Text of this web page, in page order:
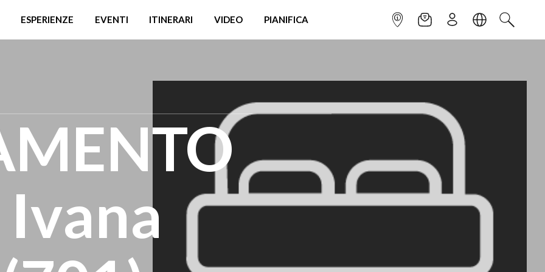
ESPERIENZE EVENTI ITINERARI VIDEO PIANIFICA INFOPOINTNEWSLETTER
ISCRIVITILINGUACERCA